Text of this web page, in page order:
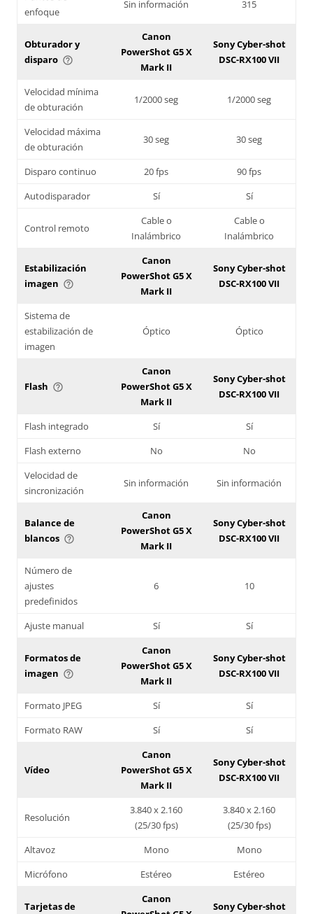
enfoque
Sin información 315
Obturador y
disparo help_outline
Canon
PowerShot G5 X
Mark II
Sony Cyber-shot
DSC-RX100 VII
Velocidad mínima
de obturación
1/2000 seg 1/2000 seg
Velocidad máxima
de obturación
30 seg 30 seg
Disparo continuo 20 fps
90 fps
Autodisparador
Sí Sí
Control remoto
Cable o
Inalámbrico
Cable o
Inalámbrico
Estabilización
imagen help_outline
Canon
PowerShot G5 X
Mark II
Sony Cyber-shot
DSC-RX100 VII
Sistema de
estabilización de
imagen
Óptico Óptico
Flash help_outline
Canon
PowerShot G5 X
Mark II
Sony Cyber-shot
DSC-RX100 VII
Flash integrado Sí
Sí
Flash externo
No
No
Velocidad de
sincronización
Sin información Sin información
Balance de
blancos help_outline
Canon
PowerShot G5 X
Mark II
Sony Cyber-shot
DSC-RX100 VII
Número de
ajustes
predefinidos
6 10
Ajuste manual Sí Sí
Formatos de
imagen help_outline
Canon
PowerShot G5 X
Mark II
Sony Cyber-shot
DSC-RX100 VII
Formato JPEG Sí
Sí
Formato RAW
Sí Sí
Vídeo
Canon
PowerShot G5 X
Mark II
Sony Cyber-shot
DSC-RX100 VII
Resolución
3.840 x 2.160
(25/30 fps)
3.840 x 2.160
(25/30 fps)
Altavoz
Mono
Mono
Micrófono
Estéreo Estéreo
Tarjetas de
Canon
Sony Cyber-shot